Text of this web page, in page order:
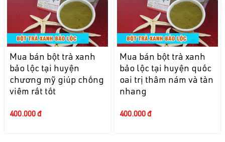
Mua bán bột trà xanh
bảo lộc tại huyện
chương mỹ giúp chống
viêm rất tốt
400.000 đ
Mua bán bột trà xanh
bảo lộc tại huyện quốc
oai trị thâm nám và tàn
nhang
400.000 đ